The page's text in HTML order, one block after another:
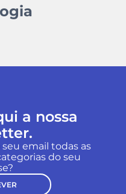
a nossa
email todas as
do seu